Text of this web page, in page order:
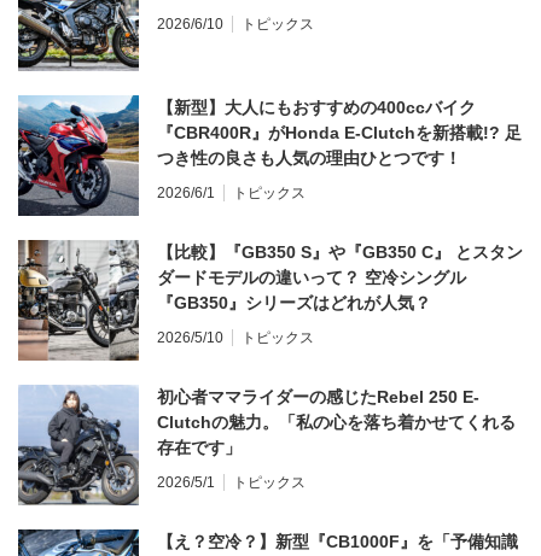
2026/6/10 トピックス
【新型】大人にもおすすめの400ccバイク
『CBR400R』がHonda E-Clutchを新搭載!? 足
つき性の良さも人気の理由ひとつです！
2026/6/1 トピックス
【比較】『GB350 S』や『GB350 C』 とスタン
ダードモデルの違いって？ 空冷シングル
『GB350』シリーズはどれが人気？
2026/5/10 トピックス
初心者ママライダーの感じたRebel 250 E-
Clutchの魅力。「私の心を落ち着かせてくれる
存在です」
2026/5/1 トピックス
【え？空冷？】新型『CB1000F』を「予備知識